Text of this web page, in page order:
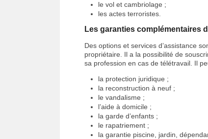
le vol et cambriolage ;
les actes terroristes.
Les garanties complémentaires
Des options et services d’assistance
propriétaire. Il a la possibilité de
sa profession en cas de télétravail. Il
la protection juridique ;
la reconstruction à neuf ;
le vandalisme ;
l’aide à domicile ;
la garde d’enfants ;
le rapatriement ;
la garantie piscine, jardin,